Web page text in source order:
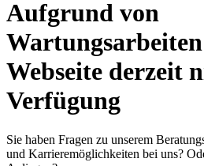
Aufgrund von
Webseite derzeit
Verfügung
Sie haben Fragen zu unserem
und Karrieremöglichkeiten bei uns?